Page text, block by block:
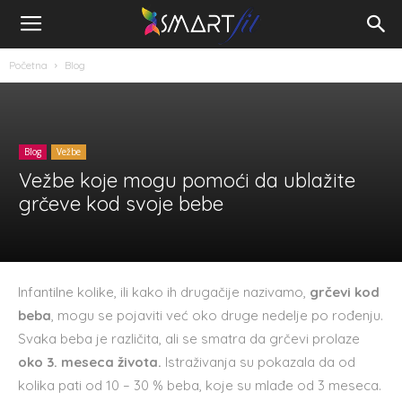
Početna Blog
Blog Vežbe
Vežbe koje mogu pomoći da ublažite
grčeve kod svoje bebe
Infantilne kolike, ili kako ih drugačije nazivamo, grčevi kod
beba, mogu se pojaviti već oko druge nedelje po rođenju.
Svaka beba je različita, ali se smatra da grčevi prolaze
oko 3. meseca života. Istraživanja su pokazala da od
kolika pati od 10 – 30 % beba, koje su mlađe od 3 meseca.